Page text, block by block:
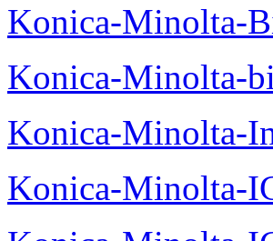
Konica-Minolta-
Konica-Minolta-
Konica-Minolta-
Konica-Minolta-